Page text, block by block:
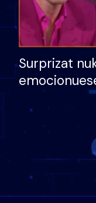
Surprizat
nëna dhe
nuk i mban